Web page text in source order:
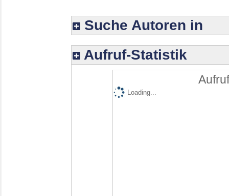
Suche Autoren in
Aufruf-Statistik
Loading...